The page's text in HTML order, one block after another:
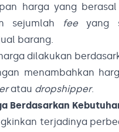
harga yang
sejumlah feeyang
barang.
dilakukan
menambahkan
atau dropshipper.
Berdasarkan
terjadinya